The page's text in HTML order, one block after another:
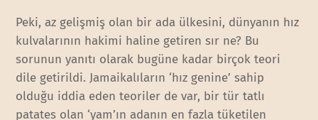
Peki, az gelişmiş olan bir ada ülkesini, dünyanın hız
kulvalarının hakimi haline getiren sır ne? Bu
sorunun yanıtı olarak bugüne kadar birçok teori
dile getirildi. Jamaikalıların ‘hız genine’ sahip
olduğu iddia eden teoriler de var, bir tür tatlı
patates olan ‘yam’ın adanın en fazla tüketilen